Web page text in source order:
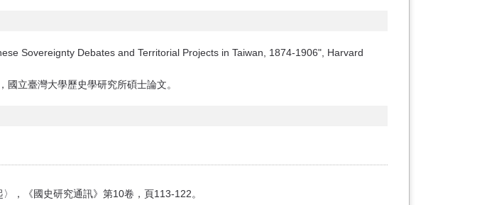
Sovereignty Debates and Territorial Projects in Taiwan, 1874-1906", Harvard
立臺灣大學歷史學研究所碩士論文。
，《國史研究通訊》第10卷，頁113-122。